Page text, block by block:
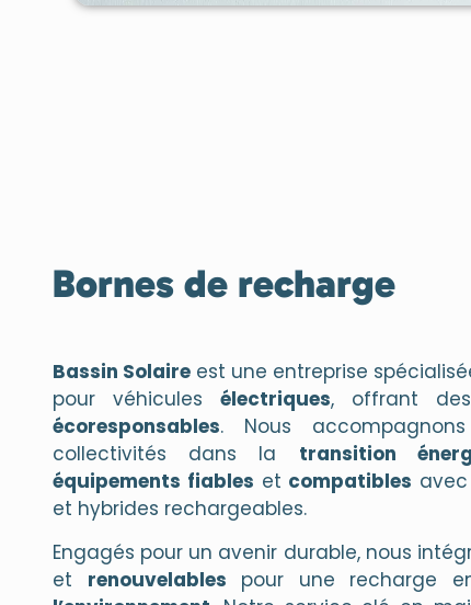
Bornes de recharge
Bassin Solaire est une entreprise
pour véhicules électriques, offrant
écoresponsables. Nous
collectivités dans la transition
équipements fiables et compatibles
et hybrides rechargeables.
Engagés pour un avenir durable, nous
et renouvelables pour une recharge